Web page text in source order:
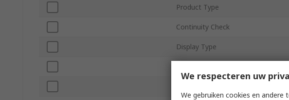
Product Type
Continuity Check
Display Type
We respecteren uw
We gebruiken cookies en andere